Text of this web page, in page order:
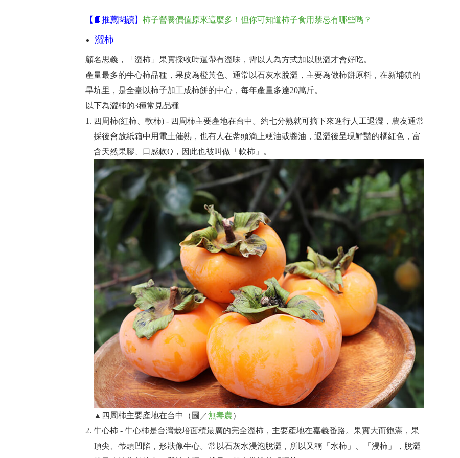
【📙推薦閱讀】 柿子營養價值原來這麼多！但你可知道柿子食用禁忌有哪些嗎？
澀柿
顧名思義，「澀柿」果實採收時還帶有澀味，需以人為方式加以脫澀才會好吃。
產量最多的牛心柿品種，果皮為橙黃色、通常以石灰水脫澀，主要為做柿餅原料，在新埔鎮的
旱坑里，是全臺以柿子加工成柿餅的中心，每年產量多達20萬斤。
以下為澀柿的3種常見品種
四周柿(紅柿、軟柿) - 四周柿主要產地在台中。約七分熟就可摘下來進行人工退澀，農友通常
採後會放紙箱中用電土催熟，也有人在蒂頭滴上粳油或醬油，退澀後呈現鮮豔的橘紅色，富
含天然果膠、口感軟Q，因此也被叫做「軟柿」。
▲四周柿主要產地在台中（圖／無毒農）
牛心柿 - 牛心柿是台灣栽培面積最廣的完全澀柿，主要產地在嘉義番路。果實大而飽滿，果
頂尖、蒂頭凹陷，形狀像牛心。常以石灰水浸泡脫澀，所以又稱「水柿」、「浸柿」，脫澀